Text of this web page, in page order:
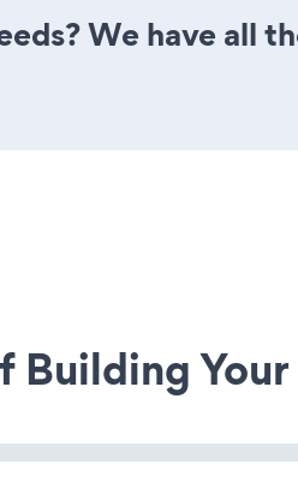
We have all
Building